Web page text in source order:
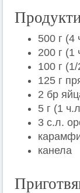
500 г (4
200 г (1
100 г
125 г
2 бр
5 г (1
3 с.л.
канела